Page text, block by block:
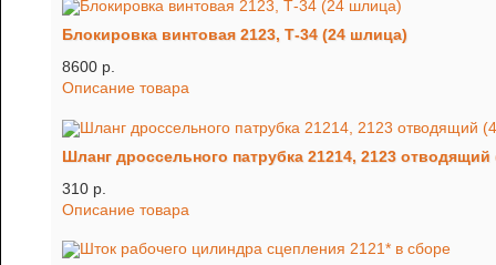
Блокировка винтовая 2123, Т-34 (24 шлица)
8600 p.
Описание товара
Шланг дроссельного патрубка 21214, 2123
310 p.
Описание товара